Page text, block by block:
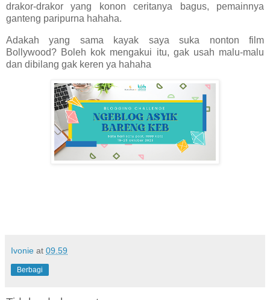
drakor-drakor yang konon ceritanya bagus, pemainnya
ganteng paripurna hahaha.
Adakah yang sama kayak saya suka nonton film
Bollywood? Boleh kok mengakui itu, gak usah malu-malu
dan dibilang gak keren ya hahaha
Ivonie at 09.59
Berbagi